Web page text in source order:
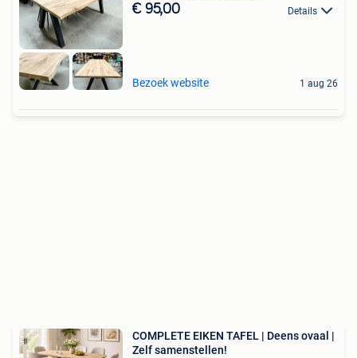
€ 95,00 Details
Bezoek website 1 aug 26
COMPLETE EIKEN TAFEL | Deens ovaal |
Zelf samenstellen!